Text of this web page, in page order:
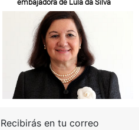
Recibirás en tu correo